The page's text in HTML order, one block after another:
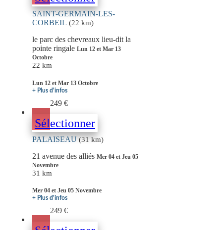
SAINT-GERMAIN-LES-
CORBEIL (22 km)
le parc des chevreaux lieu-dit la
pointe ringale Lun 12 et Mar 13
Octobre
22 km
Lun 12 et Mar 13 Octobre
+ Plus d'infos
249 €
Sélectionner
PALAISEAU(31 km)
21 avenue des alliés Mer 04 et Jeu 05
Novembre
31 km
Mer 04 et Jeu 05 Novembre
+ Plus d'infos
249 €